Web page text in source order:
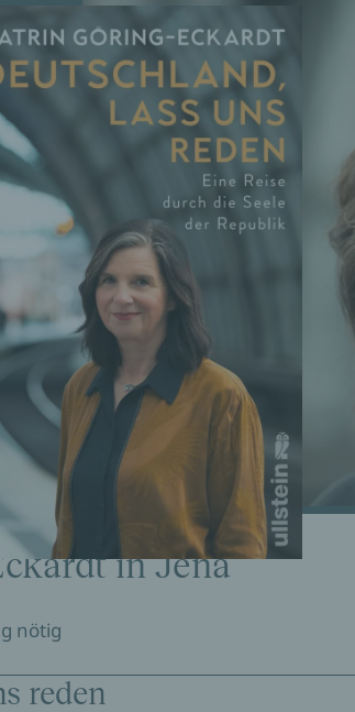
in Jena
nötig
reden